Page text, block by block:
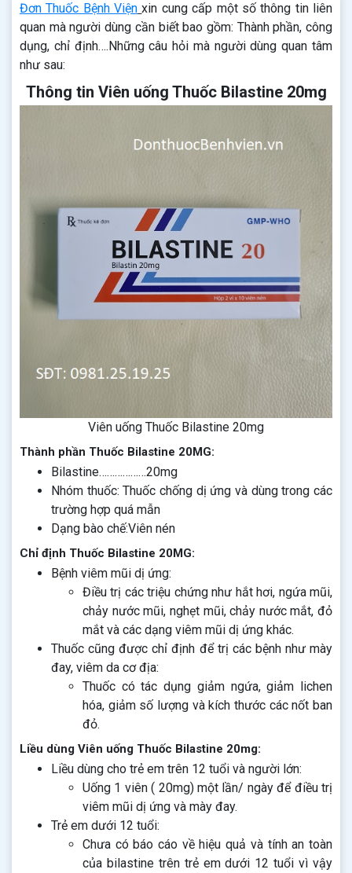
Đơn Thuốc Bệnh Viện xin cung cấp một số thông tin liên
quan mà người dùng cần biết bao gồm: Thành phần, công
dụng, chỉ định….Những câu hỏi mà người dùng quan tâm
như sau:
Thông tin Viên uống Thuốc Bilastine 20mg
Viên uống Thuốc Bilastine 20mg
Thành phần Thuốc Bilastine 20MG:
Bilastine………………20mg
Nhóm thuốc: Thuốc chống dị ứng và dùng trong các
trường hợp quá mẫn
Dạng bào chế:Viên nén
Chỉ định Thuốc Bilastine 20MG:
Bệnh viêm mũi dị ứng:
Điều trị các triệu chứng như hắt hơi, ngứa mũi,
chảy nước mũi, nghẹt mũi, chảy nước mắt, đỏ
mắt và các dạng viêm mũi dị ứng khác.
Thuốc cũng được chỉ định để trị các bệnh như mày
đay, viêm da cơ địa:
Thuốc có tác dụng giảm ngứa, giảm lichen
hóa, giảm số lượng và kích thước các nốt ban
đỏ.
Liều dùng Viên uống Thuốc Bilastine 20mg:
Liều dùng cho trẻ em trên 12 tuổi và người lớn:
Uống 1 viên ( 20mg) một lần/ ngày để điều trị
viêm mũi dị ứng và mày đay.
Trẻ em dưới 12 tuổi:
Chưa có báo cáo về hiệu quả và tính an toàn
của bilastine trên trẻ em dưới 12 tuổi vì vậy